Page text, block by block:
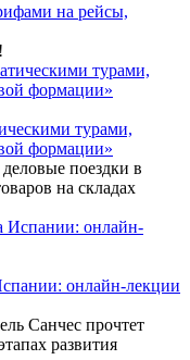
на рейсы,
турами,
формации»
поездки в
на складах
онлайн-лекции
Санчес прочтет
развития